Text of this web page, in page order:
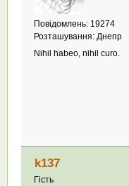
Повідомлень: 19274
Розташування: Днепр
Nihil habeo, nihil curo.
k137
Гість